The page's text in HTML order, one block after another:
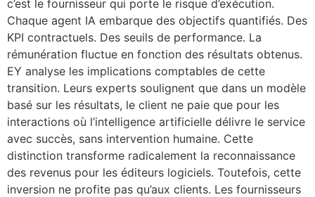
c’est le fournisseur qui porte le risque d’exécution.
Chaque agent IA embarque des objectifs quantifiés. Des
KPI contractuels. Des seuils de performance. La
rémunération fluctue en fonction des résultats obtenus.
EY analyse les implications comptables de cette
transition. Leurs experts soulignent que dans un modèle
basé sur les résultats, le client ne paie que pour les
interactions où l’intelligence artificielle délivre le service
avec succès, sans intervention humaine. Cette
distinction transforme radicalement la reconnaissance
des revenus pour les éditeurs logiciels. Toutefois, cette
inversion ne profite pas qu’aux clients. Les fournisseurs